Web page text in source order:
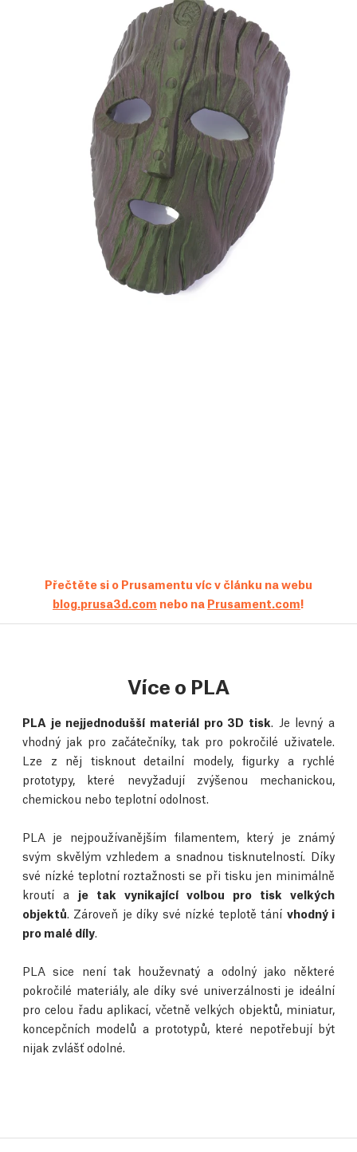
Přečtěte si o Prusamentu víc v článku na webu
blog.prusa3d.com nebo na Prusament.com!
Více o PLA
PLA je nejjednodušší materiál pro 3D tisk. Je levný a
vhodný jak pro začátečníky, tak pro pokročilé uživatele.
Lze z něj tisknout detailní modely, figurky a rychlé
prototypy, které nevyžadují zvýšenou mechanickou,
chemickou nebo teplotní odolnost.
PLA je nejpoužívanějším filamentem, který je známý
svým skvělým vzhledem a snadnou tisknutelností. Díky
své nízké teplotní roztažnosti se při tisku jen minimálně
kroutí a je tak vynikající volbou pro tisk velkých
objektů. Zároveň je díky své nízké teplotě tání vhodný i
pro malé díly.
PLA sice není tak houževnatý a odolný jako některé
pokročilé materiály, ale díky své univerzálnosti je ideální
pro celou řadu aplikací, včetně velkých objektů, miniatur,
koncepčních modelů a prototypů, které nepotřebují být
nijak zvlášť odolné.